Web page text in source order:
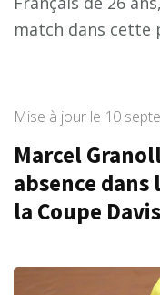
match dans cette
Mise à jour le 10
Marcel
absence dans
la Coupe Davis